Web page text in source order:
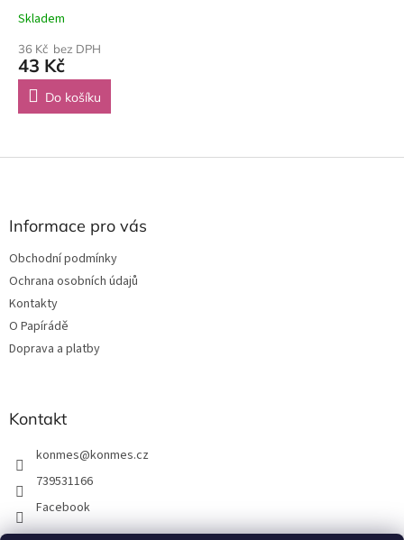
Skladem
36 Kč bez DPH
43 Kč
Do košíku
Z
Informace pro vás
Obchodní podmínky
Ochrana osobních údajů
Kontakty
O Papírádě
Doprava a platby
Kontakt
konmes@konmes.cz
739531166
Facebook